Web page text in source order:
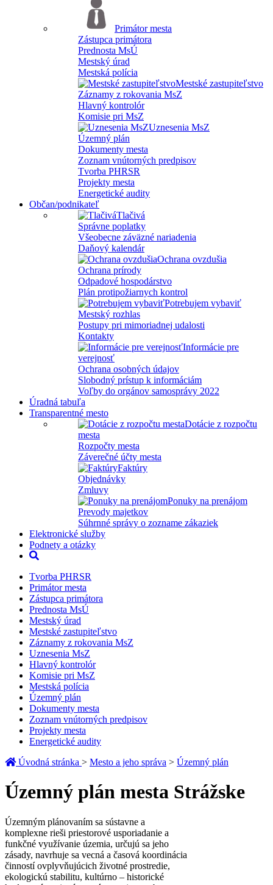
Primátor mesta
Zástupca primátora
Prednosta MsÚ
Mestský úrad
Mestská polícia
Mestské zastupiteľstvo
Záznamy z rokovania MsZ
Hlavný kontrolór
Komisie pri MsZ
Uznesenia MsZ
Územný plán
Dokumenty mesta
Zoznam vnútorných predpisov
Tvorba PHRSR
Projekty mesta
Energetické audity
Občan/podnikateľ
Tlačivá
Správne poplatky
Všeobecne záväzné nariadenia
Daňový kalendár
Ochrana ovzdušia
Ochrana prírody
Odpadové hospodárstvo
Plán protipožiarnych kontrol
Potrebujem vybaviť
Mestský rozhlas
Postupy pri mimoriadnej udalosti
Kontakty
Informácie pre
verejnosť
Ochrana osobných údajov
Slobodný prístup k informáciám
Voľby do orgánov samosprávy 2022
Úradná tabuľa
Transparentné mesto
Dotácie z rozpočtu
mesta
Rozpočty mesta
Záverečné účty mesta
Faktúry
Objednávky
Zmluvy
Ponuky na prenájom
Prevody majetkov
Súhrnné správy o zozname zákaziek
Elektronické služby
Podnety a otázky
Tvorba PHRSR
Primátor mesta
Zástupca primátora
Prednosta MsÚ
Mestský úrad
Mestské zastupiteľstvo
Záznamy z rokovania MsZ
Uznesenia MsZ
Hlavný kontrolór
Komisie pri MsZ
Mestská polícia
Územný plán
Dokumenty mesta
Zoznam vnútorných predpisov
Projekty mesta
Energetické audity
Úvodná stránka > Mesto a jeho správa > Územný plán
Územný plán mesta Strážske
Územným plánovaním sa sústavne a
komplexne rieši priestorové usporiadanie a
funkčné využívanie územia, určujú sa jeho
zásady, navrhuje sa vecná a časová koordinácia
činností ovplyvňujúcich životné prostredie,
ekologickú stabilitu, kultúrno – historické